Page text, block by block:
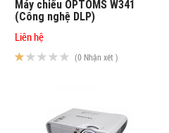
Máy chiếu OPTOMS W341
(Công nghệ DLP)
Liên hệ
(0 Nhận xét )